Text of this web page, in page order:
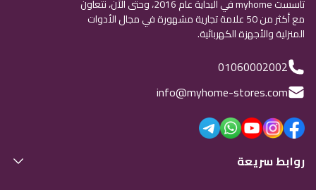
تأسست myhome في البداية عام 2016، وحتى الآن، نتعاون
مع أكثر من 50 علامة تجارية مشهورة في مجال الأدوات
المنزلية والأجهزة الكهربائية.
01060002002
info@myhome-stores.com
روابط سريعة